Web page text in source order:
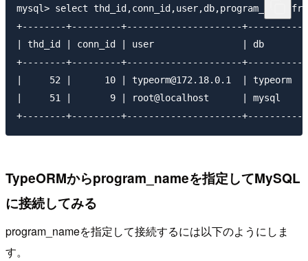
mysql> select thd_id,conn_id,user,db,program_name
+--------+---------+---------------------+----------
| thd_id | conn_id | user                | db       |
+--------+---------+---------------------+----------
|     52 |      10 | typeorm@172.18.0.1  | typeorm
|     51 |       9 | root@localhost      | mysql
TypeORMからprogram_nameを指定してMySQL
に接続してみる
program_nameを指定して接続するには以下のようにしま
す。